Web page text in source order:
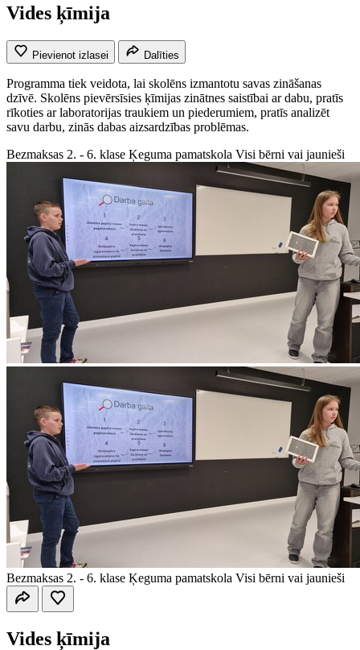
Vides ķīmija
Pievienot izlasei Dalīties
Programma tiek veidota, lai skolēns izmantotu savas zināšanas
dzīvē. Skolēns pievērsīsies ķīmijas zinātnes saistībai ar dabu, pratīs
rīkoties ar laboratorijas traukiem un piederumiem, pratīs analizēt
savu darbu, zinās dabas aizsardzības problēmas.
Bezmaksas 2. - 6. klase Ķeguma pamatskola Visi bērni vai jaunieši
Bezmaksas 2. - 6. klase Ķeguma pamatskola Visi bērni vai jaunieši
Vides ķīmija